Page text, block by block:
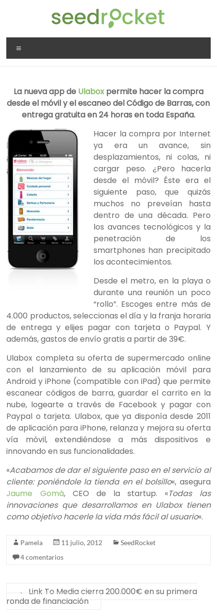
SeedRocket
La
que
nació
España
para
startups
TIC
en
fase
inicial
La nueva app de Ulabox permite hacer la compra
desde el móvil y el escaneo del Código de Barras, con
entrega gratuita en 24 horas en toda España.
Hacer la compra por Internet
ya era un avance, sin
desplazamientos, ni colas, ni
cargar peso. ¿Pero hacerla
desde el móvil? Éste era el
siguiente paso, que quizás
muchos no preveían hasta
dentro de una década. Pero
los avances tecnológicos y la
penetración de los
smartphones han precipitado
los acontecimientos.
Desde el metro, en la playa o
durante una reunión un poco
“rollo”. Escoges entre más de
4.000 productos, seleccionas el día y la franja horaria
de entrega y elijes pagar con tarjeta o Paypal. Y
además, gastos de envío gratis a partir de 39€.
Ulabox completa su oferta de supermercado online
con el lanzamiento de su aplicación móvil para
Android y iPhone (compatible con iPad) que permite
escanear códigos de barra, guardar el carrito en la
nube, logearte a través de Facebook y pagar con
Paypal o tarjeta. Ulabox, que ya disponía desde 2011
de aplicación para iPhone, relanza y mejora su oferta
vía móvil, extendiéndose a más dispositivos e
innovando en sus funcionalidades.
«Acabamos de dar el siguiente paso en el servicio al
cliente: poniéndole la tienda en el bolsillo«, asegura
Jaume Gomà, CEO de la startup. «Todas las
innovaciones que desarrollamos en Ulabox tienen
como objetivo hacerle la vida más fácil al usuario«.
Pamela 11 julio, 2012
SeedRocket
4 comentarios
←
Link To Media cierra 200.000€ en su primera
ronda de financiación